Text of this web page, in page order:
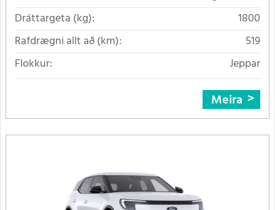
Dráttargeta (kg):
1800
Rafdrægni allt að (km):
519
Flokkur:
Jeppar
Meira